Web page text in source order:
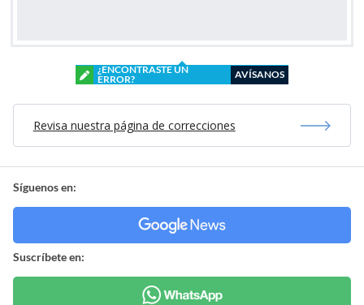
¿ENCONTRASTE UN
ERROR?
AVÍSANOS
Revisa nuestra página de correcciones
Síguenos en:
Suscríbete en: